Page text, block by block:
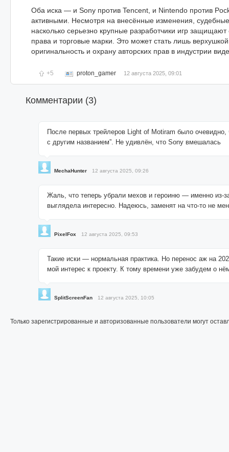
Оба иска — и Sony против Tencent, и Nintendo против
активными. Несмотря на внесённые изменения,
насколько серьезно крупные разработчики игр
права и торговые марки. Это может стать лишь
оригинальность и охрану авторских прав в индустрии
+5 proton_gamer 12 августа 2025, 09:01
Комментарии (3)
После первых трейлеров Light of Motiram было очевидно,
с другим названием”. Не удивлён, что Sony вмешалась
MechaHunter 12 августа 2025, 09:26
Жаль, что теперь убрали мехов и героиню — именно из-
выглядела интересно. Надеюсь, заменят на что-то не
PixelFox 12 августа 2025, 09:53
Такие иски — нормальная практика. Но перенос аж на
мой интерес к проекту. К тому времени уже забудем о
SplitScreenFan 12 августа 2025, 10:05
Только зарегистрированные и авторизованные пользователи могут